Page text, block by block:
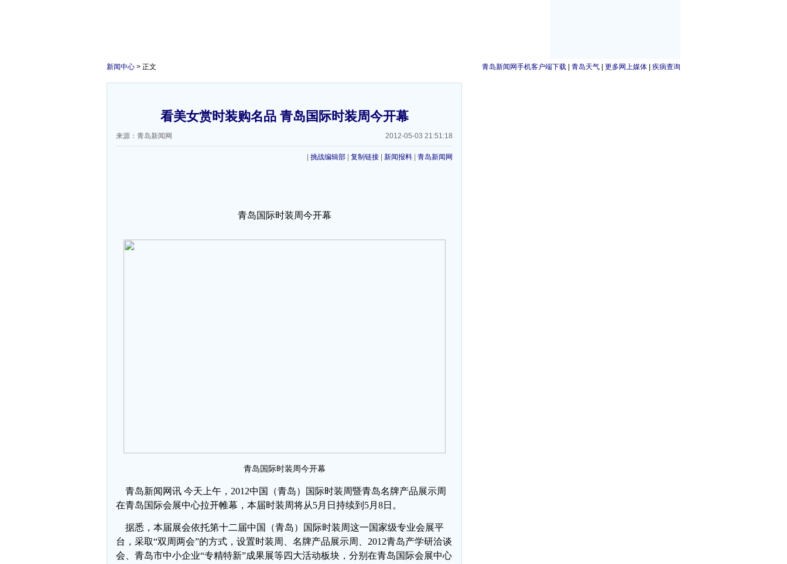
青岛新闻网手机客户端下载 青岛天气 更多网上媒体 疾病查询
新闻中心 > 正文
看美女赏时装购名品 青岛国际时装周今开幕
来源：青岛新闻网 2012-05-03 21:51:18
挑战编辑部 复制链接 新闻报料 青岛新闻网
青岛国际时装周今开幕
青岛国际时装周今开幕
青岛新闻网讯 今天上午，2012中国（青岛）国际时装周暨青岛名牌产品展示周
在青岛国际会展中心拉开帷幕，本届时装周将从5月日持续到5月8日。
据悉，本届展会依托第十二届中国（青岛）国际时装周这一国家级专业会展平
台，采取“双周两会”的方式，设置时装周、名牌产品展示周、2012青岛产学研洽谈
会、青岛市中小企业“专精特新”成果展等四大活动板块，分别在青岛国际会展中心